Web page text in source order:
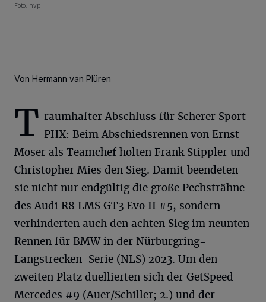
Foto: hvp
Von Hermann van Plüren
T raumhafter Abschluss für Scherer Sport
PHX: Beim Abschiedsrennen von Ernst
Moser als Teamchef holten Frank Stippler und
Christopher Mies den Sieg. Damit beendeten
sie nicht nur endgültig die große Pechsträhne
des Audi R8 LMS GT3 Evo II #5, sondern
verhinderten auch den achten Sieg im neunten
Rennen für BMW in der Nürburgring-
Langstrecken-Serie (NLS) 2023. Um den
zweiten Platz duellierten sich der GetSpeed-
Mercedes #9 (Auer/Schiller; 2.) und der